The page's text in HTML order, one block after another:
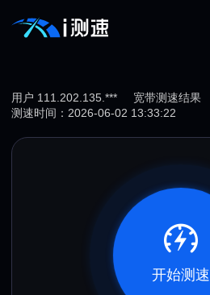
用户 111.202.135.***
宽带测速结果
测速时间：2026-06-02 13:33:22
开始测速